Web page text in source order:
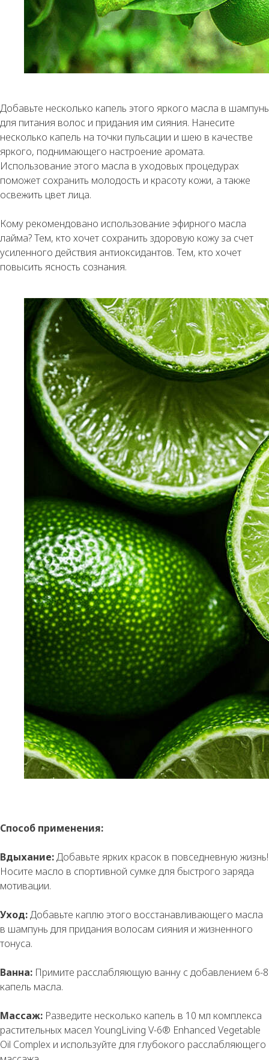
Добавьте несколько капель этого яркого масла в шампунь
для питания волос и придания им сияния. Нанесите
несколько капель на точки пульсации и шею в качестве
яркого, поднимающего настроение аромата.
Использование этого масла в уходовых процедурах
поможет сохранить молодость и красоту кожи, а также
освежить цвет лица.
Кому рекомендовано использование эфирного масла
лайма? Тем, кто хочет сохранить здоровую кожу за счет
усиленного действия антиоксидантов. Тем, кто хочет
повысить ясность сознания.
Способ применения:
Вдыхание:Добавьте ярких красок в повседневную жизнь!
Носите масло в спортивной сумке для быстрого заряда
мотивации.
Уход:Добавьте каплю этого восстанавливающего масла
в шампунь для придания волосам сияния и жизненного
тонуса.
Ванна: Примите расслабляющую ванну с добавлением 6-8
капель масла.
Массаж: Разведите несколько капель в 10 мл комплекса
растительных масел YoungLiving V-6® Enhanced Vegetable
Oil Complex и используйте для глубокого расслабляющего